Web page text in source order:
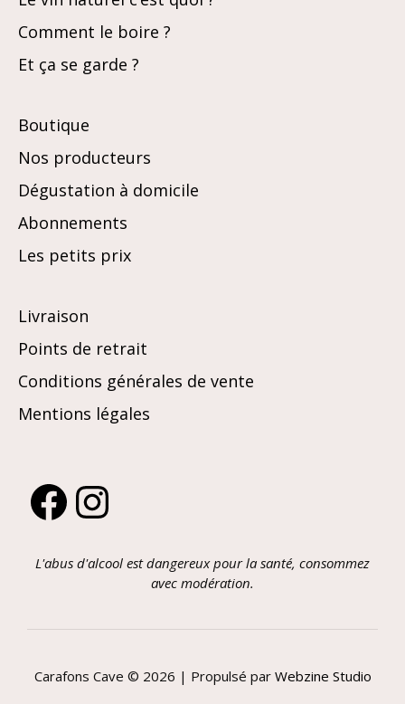
Comment le boire ?
Et ça se garde ?
Boutique
Nos producteurs
Dégustation à domicile
Abonnements
Les petits prix
Livraison
Points de retrait
Conditions générales de vente
Mentions légales
FacebookInstagram
L'abus d'alcool est dangereux pour la santé, consommez
avec modération.
Carafons Cave © 2026 | Propulsé par Webzine Studio